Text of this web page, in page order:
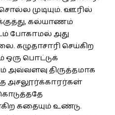
முடியும். ஊரில்
கல்யாணம்
போகாமல் அது
கழுதாசாரி செய்கிற
ஒரு பொட்டுக்
அவ்வளவு திருத்தமாக
அசலூர்க்காரர்கள்
கதையும் உண்டு.